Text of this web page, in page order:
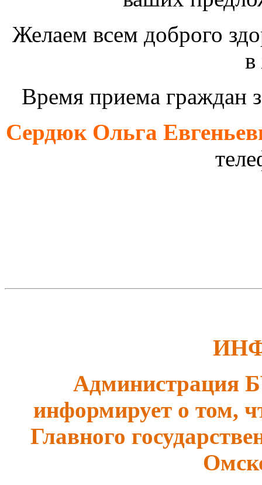
Желаем всем доброго
в
Время приема граждан
Сердюк Ольга
телефон
Администрация
информирует о том,
Главного